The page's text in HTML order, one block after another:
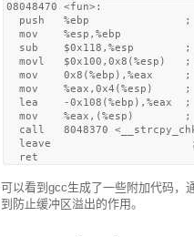
08048470 <fun>:
  push   %ebp               ;
  mov    %esp,%ebp
  sub    $0x118,%esp        ;
movl   $0x100,0x8(%esp)   ;
  mov    0x8(%ebp),%eax     ;
  mov    %eax,0x4(%esp)     ;
  lea    -0x108(%ebp),%eax  ;
  mov    %eax,(%esp)        ;
call   8048370
leave
可以看到gcc生成了一些附加代码，
到防止缓冲区溢出的作用。